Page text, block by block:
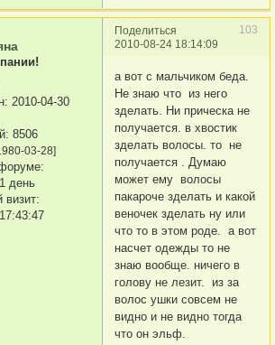
Поделиться
103
2010-08-24 18:14:09
: 2010-04-30
8506
03-28]
день
визит:
а вот с мальчиком беда.
Не знаю что из него
зделать. Ни прическа не
получается. в хвостик
зделать волосы. то не
получается . Думаю
может ему волосы
пакароче зделать и какой
веночек зделать ну или
что то в этом роде. а вот
насчет одежды то не
знаю вообще. ничего в
голову не лезит. из за
волос ушки совсем не
видно и не видно тогда
что он эльф.